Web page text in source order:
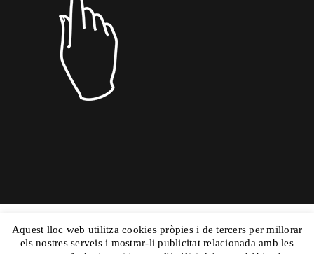
Copyright © 2015 Dolors Mas|Powered by
Nautilus |Aviso Legal y|Mapa Web
Aquest lloc web utilitza cookies pròpies i de tercers per millorar
els nostres serveis i mostrar-li publicitat relacionada amb les